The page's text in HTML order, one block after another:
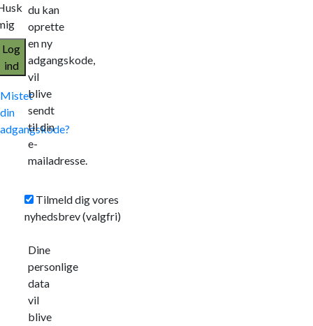
Log
ind
Mistet
din
adgangskode?
du kan
oprette
en ny
adgangskode,
vil
blive
sendt
til din
e-
mailadresse.
Tilmeld dig vores
nyhedsbrev(valgfri)
Dine
personlige
data
vil
blive